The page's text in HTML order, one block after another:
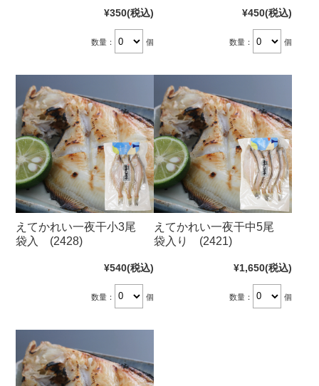
¥350(税込)
数量： 個
¥450(税込)
数量： 個
えてかれい一夜干小3尾
袋入 (2428)
¥540(税込)
数量： 個
えてかれい一夜干中5尾
袋入り (2421)
¥1,650(税込)
数量： 個